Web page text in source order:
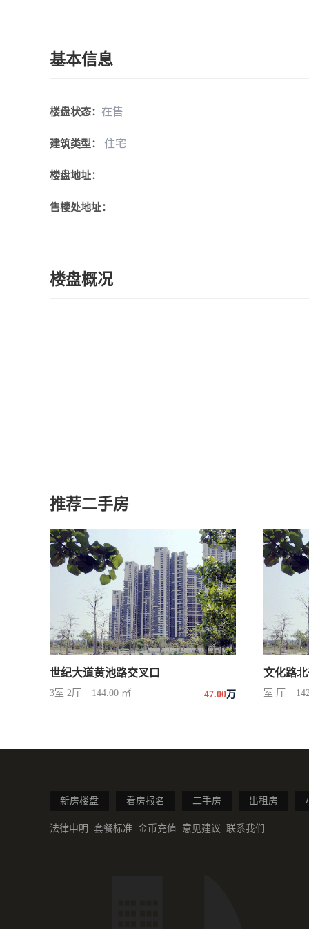
基本信息
楼盘状态： 在售
建筑类型： 住宅
楼盘地址：
售楼处地址：
楼盘概况
推荐二手房
世纪大道黄池路交叉口
3室 2厅 144.00 ㎡ 47.00万
文化路
室 厅
新房楼盘 看房报名 二手房 出租房
法律申明 套餐标准 金币充值 意见建议 联系我们